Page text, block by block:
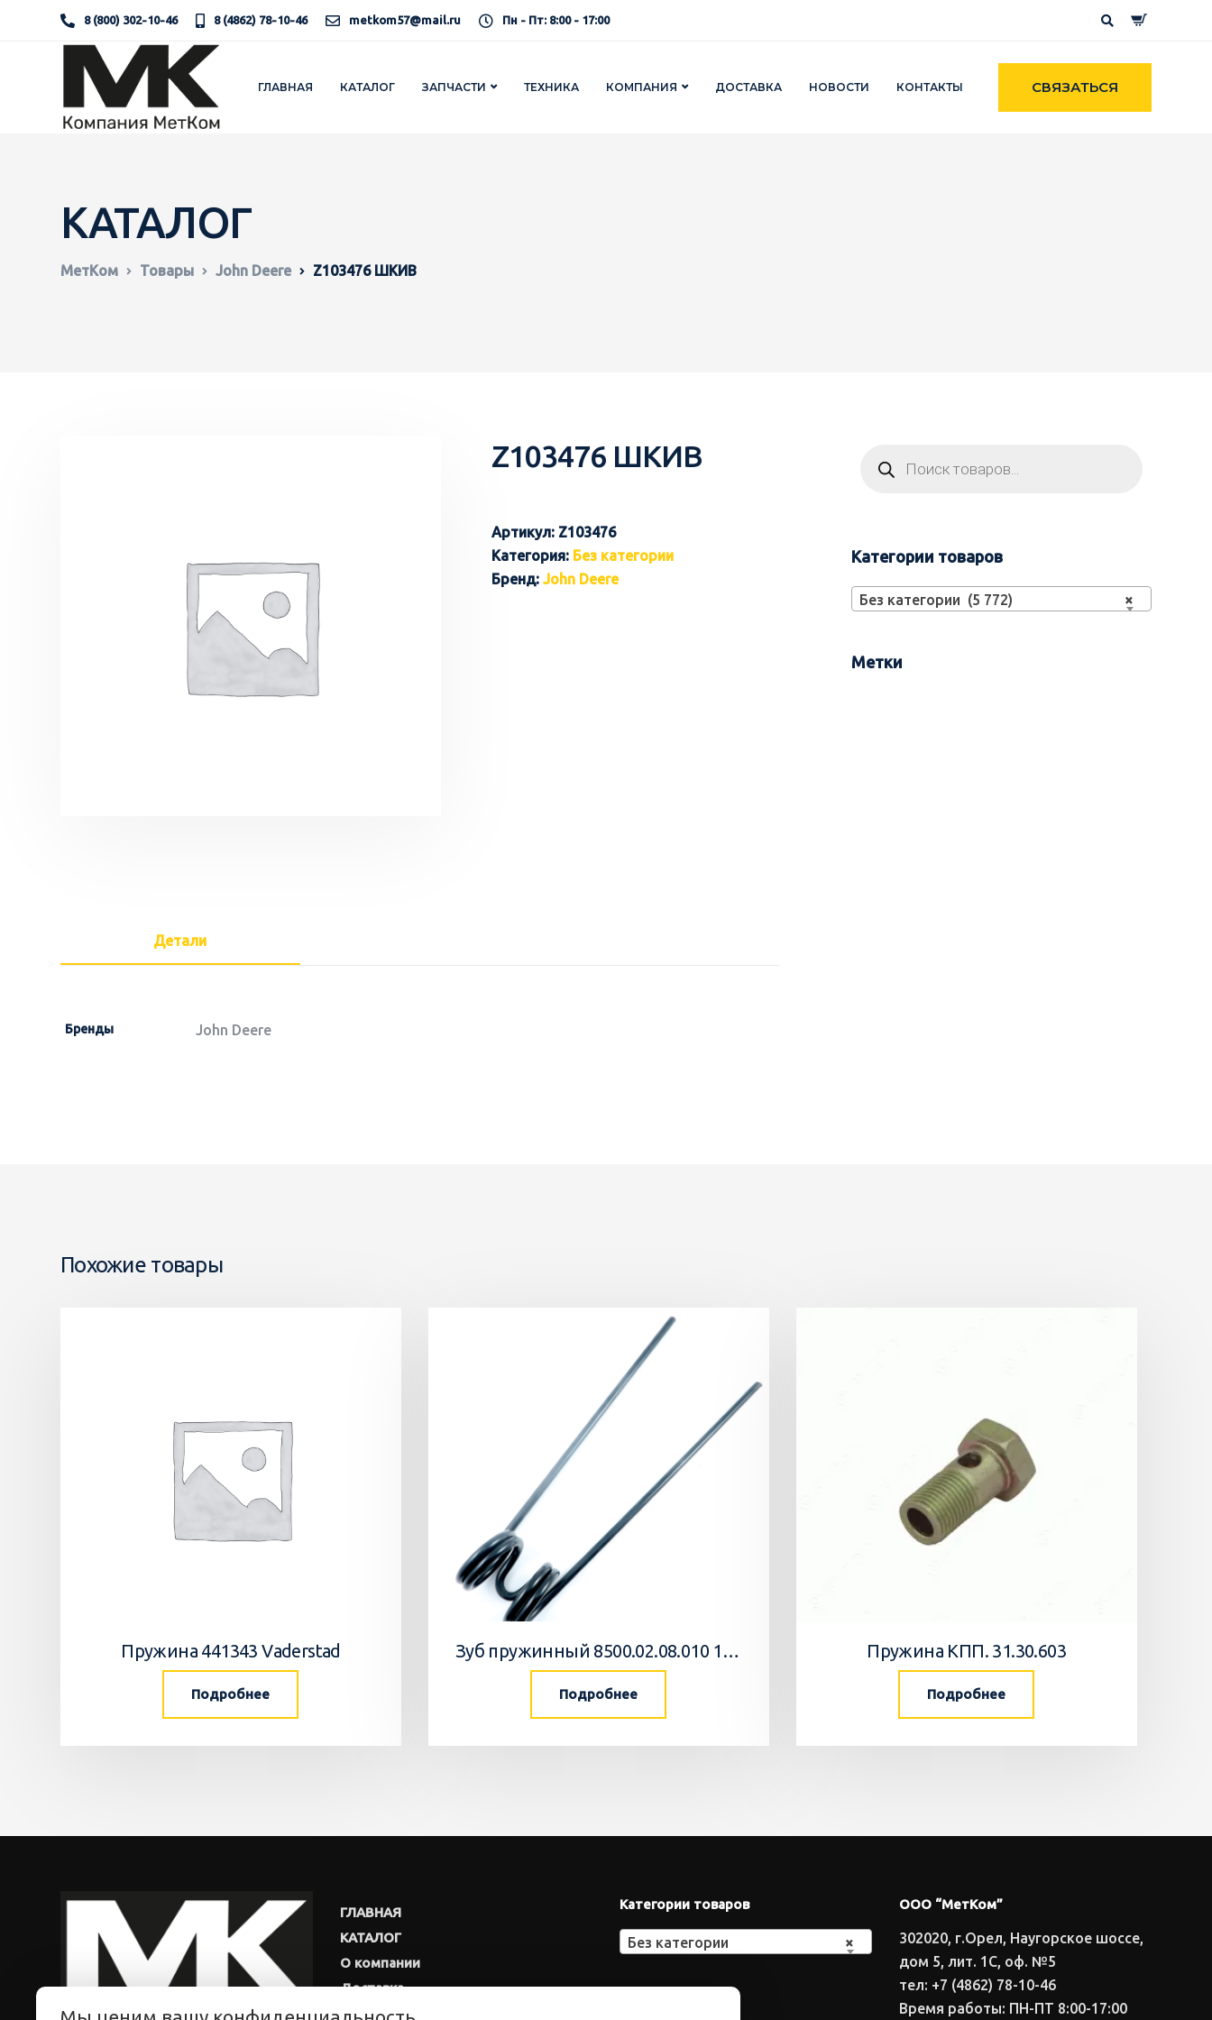
8 (800) 302-10-46 8 (4862) 78-10-46 metkom57@mail.ru Пн - Пт: 8:00 - 17:00
ГЛАВНАЯ КАТАЛОГ ЗАПЧАСТИ ТЕХНИКА КОМПАНИЯ ДОСТАВКА НОВОСТИ КОНТАКТЫ СВЯЗАТЬСЯ
КАТАЛОГ
МетКом Товары John Deere Z103476 ШКИВ
Z103476 ШКИВ
Артикул: Z103476
Категория: Без категории
Бренд: John Deere
Детали
Бренды John Deere
Категории товаров
×
Без категории (5 772)
Метки
Похожие товары
Пружина 441343 Vaderstad
Подробнее
Зуб пружинный 8500.02.08.010 10 Агромастер
Подробнее
Пружина КПП. 31.30.603
Подробнее
ГЛАВНАЯ
КАТАЛОГ
О компании
Доставка
Новости
Категории товаров
×
Без категории
ООО “МетКом”
302020, г.Орел, Наугорское шоссе,
дом 5, лит. 1С, оф. №5
тел: +7 (4862) 78-10-46
Время работы: ПН-ПТ 8:00-17:00